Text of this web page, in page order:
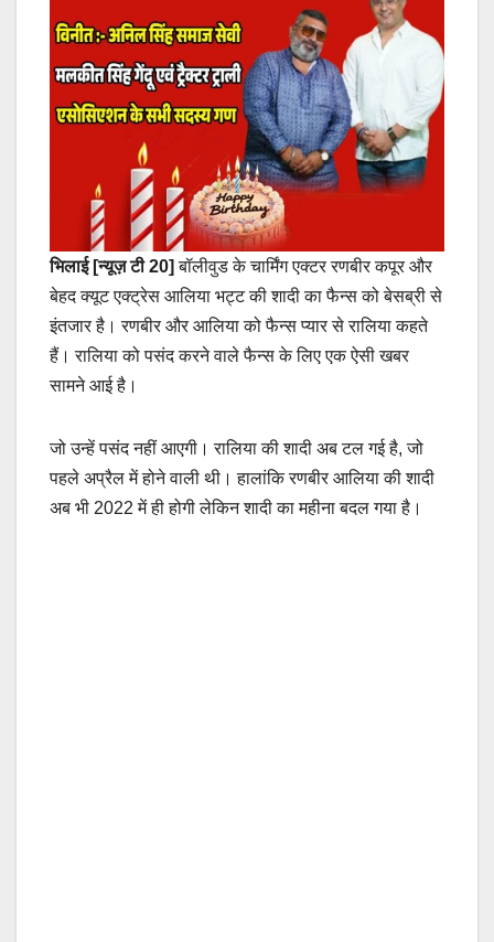
भिलाई [न्यूज़ टी 20] बॉलीवुड के चार्मिंग एक्टर रणबीर कपूर और
बेहद क्यूट एक्ट्रेस आलिया भट्ट की शादी का फैन्स को बेसब्री से
इंतजार है। रणबीर और आलिया को फैन्स प्यार से रालिया कहते
हैं। रालिया को पसंद करने वाले फैन्स के लिए एक ऐसी खबर
सामने आई है।
जो उन्हें पसंद नहीं आएगी। रालिया की शादी अब टल गई है, जो
पहले अप्रैल में होने वाली थी। हालांकि रणबीर आलिया की शादी
अब भी 2022 में ही होगी लेकिन शादी का महीना बदल गया है।